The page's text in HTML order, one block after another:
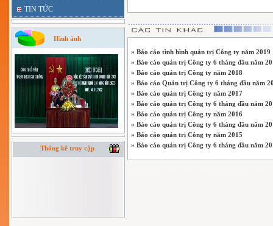
TIN TỨC
Hình ảnh
Thống kê truy cập
» Báo cáo tình hình quản trị Công ty năm 2019
» Báo cáo quản trị Công ty 6 tháng đầu năm
» Báo cáo quản trị Công ty năm 2018
» Báo cáo Quản trị Công ty 6 tháng đầu năm
» Báo cáo quản trị Công ty năm 2017
» Báo cáo quản trị Công ty 6 tháng đầu năm
» Báo cáo quản trị Công ty năm 2016
» Báo cáo quản trị Công ty 6 tháng đầu năm
» Báo cáo quản trị Công ty năm 2015
» Báo cáo quản trị Công ty 6 tháng đầu năm